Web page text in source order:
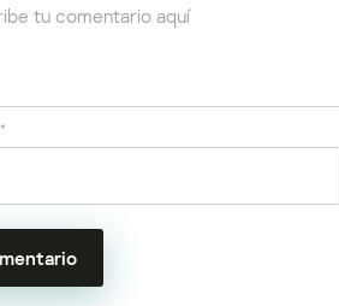
*